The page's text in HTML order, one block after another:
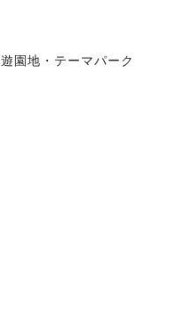
遊園地・テーマパーク